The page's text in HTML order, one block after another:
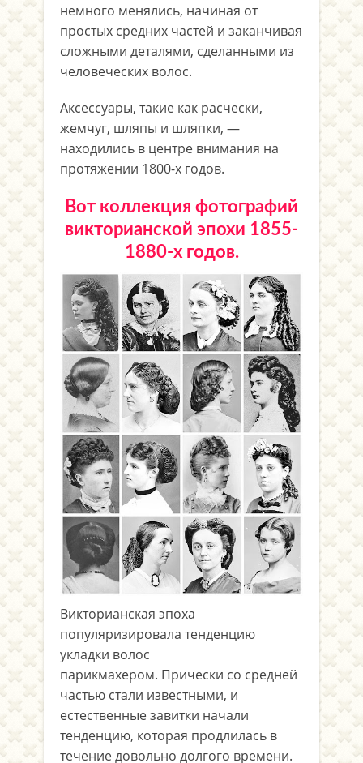
немного менялись, начиная от
простых средних частей и заканчивая
сложными деталями, сделанными из
человеческих волос.
Аксессуары, такие как расчески,
жемчуг, шляпы и шляпки, —
находились в центре внимания на
протяжении 1800-х годов.
Вот коллекция фотографий
викторианской эпохи 1855-
1880-х годов.
Викторианская эпоха
популяризировала тенденцию
укладки волос
парикмахером. Прически со средней
частью стали известными, и
естественные завитки начали
тенденцию, которая продлилась в
течение довольно долгого времени.